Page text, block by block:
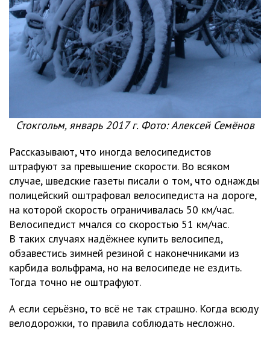
Стокгольм, январь 2017 г. Фото: Алексей Семёнов
Рассказывают, что иногда велосипедистов
штрафуют за превышение скорости. Во всяком
случае, шведские газеты писали о том, что однажды
полицейский оштрафовал велосипедиста на дороге,
на которой скорость ограничивалась 50 км/час.
Велосипедист мчался со скоростью 51 км/час.
В таких случаях надёжнее купить велосипед,
обзавестись зимней резиной с наконечниками из
карбида вольфрама, но на велосипеде не ездить.
Тогда точно не оштрафуют.
А если серьёзно, то всё не так страшно. Когда всюду
велодорожки, то правила соблюдать несложно.